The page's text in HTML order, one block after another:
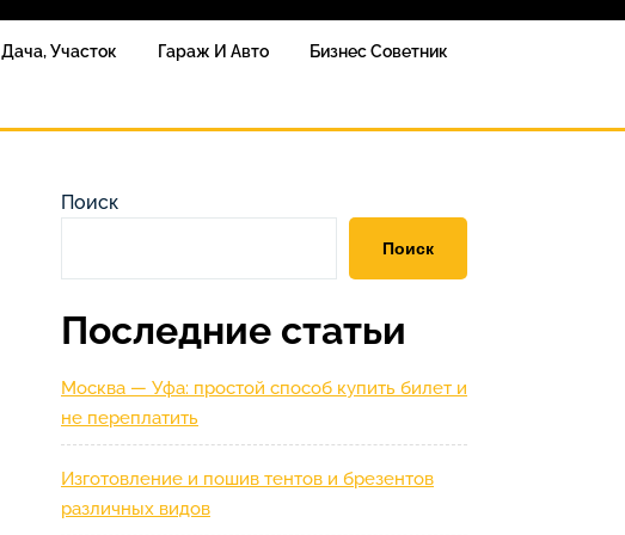
Дача, Участок Гараж И Авто Бизнес Советник
Поиск
Поиск
Последние статьи
Москва — Уфа: простой способ купить билет и
не переплатить
Изготовление и пошив тентов и брезентов
различных видов